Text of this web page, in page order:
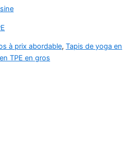
à prix abordable, Tapis de yoga en
TPE en gros